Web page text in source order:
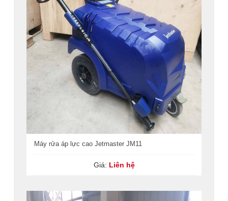
Máy rửa áp lực cao Jetmaster JM11
Giá: Liên hệ